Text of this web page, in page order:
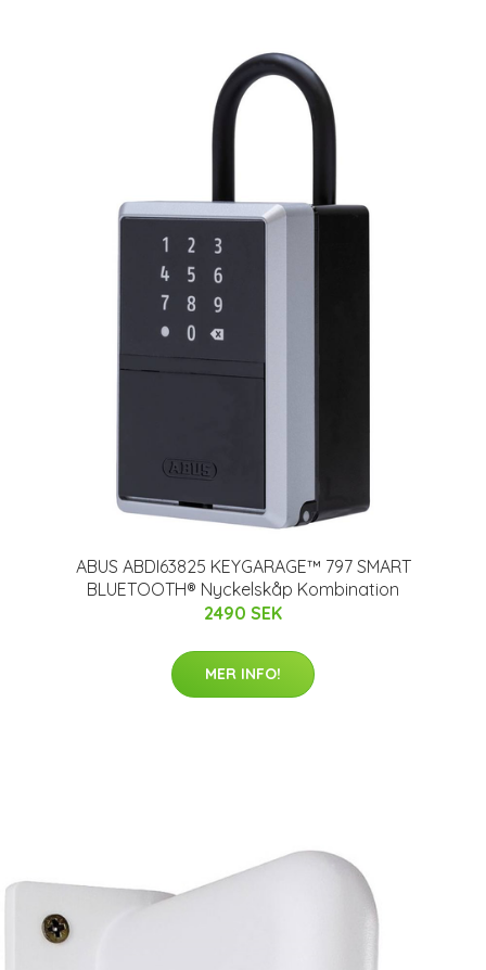
ABUS ABDI63825 KEYGARAGE™ 797 SMART
BLUETOOTH® Nyckelskåp Kombination
2490 SEK
MER INFO!